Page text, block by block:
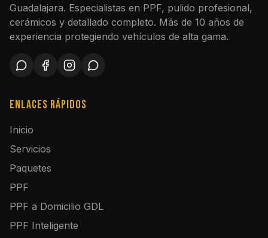
Guadalajara. Especialistas en PPF, pulido profesional,
cerámicos y detallado completo. Más de 10 años de
experiencia protegiendo vehículos de alta gama.
Enlaces Rápidos
Inicio
Servicios
Paquetes
PPF
PPF a Domicilio GDL
PPF Inteligente